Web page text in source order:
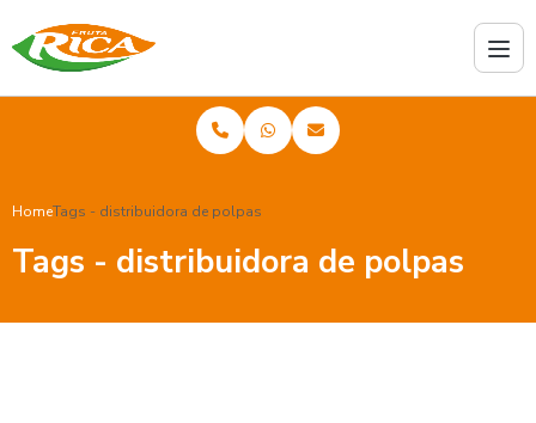
HomeTags - distribuidora de polpas
Tags - distribuidora de polpas